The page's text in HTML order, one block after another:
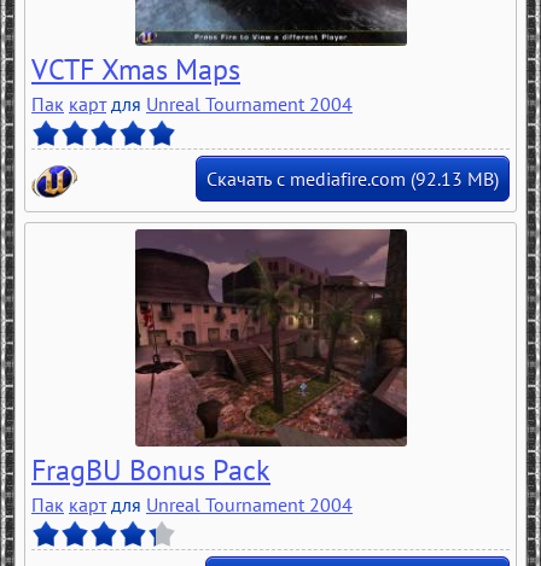
VCTF Xmas Maps
Пак картдля Unreal Tournament 2004
Скачать с mediafire.com (92.13 MB)
FragBU Bonus Pack
Пак картдля Unreal Tournament 2004